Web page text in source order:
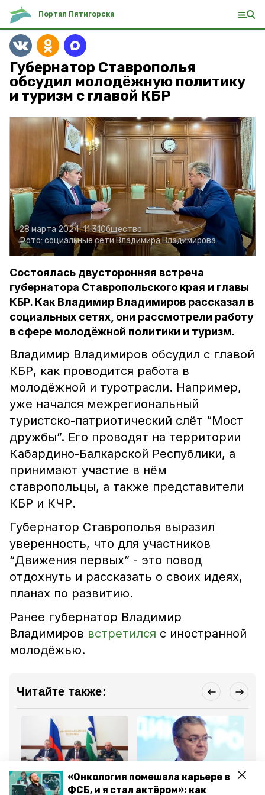
«Онкология помешала карьере в
ФСБ, и я стал актёром»: как
Портал Пятигорска
Губернатор Ставрополья
обсудил молодёжную политику
и туризм с главой КБР
28 марта 2024, 11:31Общество
Фото: социальные сети Владимира Владимирова
Состоялась двусторонняя встреча
губернатора Ставропольского края и главы
КБР. Как Владимир Владимиров рассказал в
социальных сетях, они рассмотрели работу
в сфере молодёжной политики и туризм.
Владимир Владимиров обсудил с главой
КБР, как проводится работа в
молодёжной и туротрасли. Например,
уже начался межрегиональный
туристско-патриотический слёт “Мост
дружбы”. Его проводят на территории
Кабардино-Балкарской Республики, а
принимают участие в нём
ставропольцы, а также представители
КБР и КЧР.
Губернатор Ставрополья выразил
уверенность, что для участников
“Движения первых” - это повод
отдохнуть и рассказать о своих идеях,
планах по развитию.
Ранее губернатор Владимир
Владимиров встретился с иностранной
молодёжью.
Читайте также:
Общество
28 марта 2024, 10:39
Общество
27 марта 2024, 16:00